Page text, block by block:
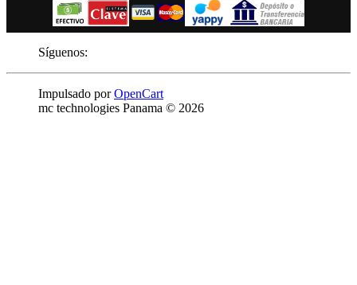
Síguenos:
Impulsado porOpenCart
mc technologies Panama © 2026